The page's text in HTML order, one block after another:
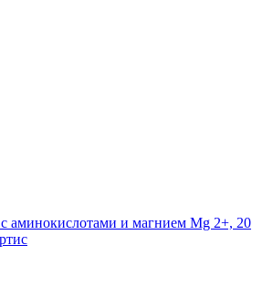
аминокислотами и магнием Mg 2+, 20